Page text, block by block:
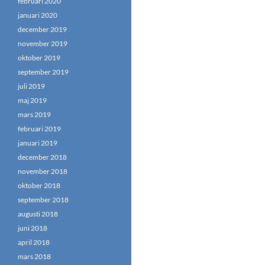
januari 2020
december 2019
november 2019
oktober 2019
september 2019
juli 2019
maj 2019
mars 2019
februari 2019
januari 2019
december 2018
november 2018
oktober 2018
september 2018
augusti 2018
juni 2018
april 2018
mars 2018